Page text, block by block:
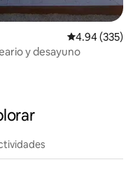
Calificación
4.94 (335)
y desayuno